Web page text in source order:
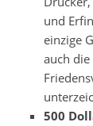
und
einzige
auch
500